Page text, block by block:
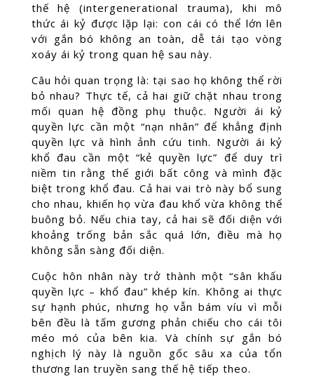
thế hệ (intergenerational trauma), khi mô
thức ái kỷ được lặp lại: con cái có thể lớn lên
với gắn bó không an toàn, dễ tái tạo vòng
xoáy ái kỷ trong quan hệ sau này.
Câu hỏi quan trọng là: tại sao họ không thể rời
bỏ nhau? Thực tế, cả hai giữ chặt nhau trong
mối quan hệ đồng phụ thuộc. Người ái kỷ
quyền lực cần một “nạn nhân” để khẳng định
quyền lực và hình ảnh cứu tinh. Người ái kỷ
khổ đau cần một “kẻ quyền lực” để duy trì
niềm tin rằng thế giới bất công và mình đặc
biệt trong khổ đau. Cả hai vai trò này bổ sung
cho nhau, khiến họ vừa đau khổ vừa không thể
buông bỏ. Nếu chia tay, cả hai sẽ đối diện với
khoảng trống bản sắc quá lớn, điều mà họ
không sẵn sàng đối diện.
Cuộc hôn nhân này trở thành một “sân khấu
quyền lực – khổ đau” khép kín. Không ai thực
sự hạnh phúc, nhưng họ vẫn bám víu vì mỗi
bên đều là tấm gương phản chiếu cho cái tôi
méo mó của bên kia. Và chính sự gắn bó
nghịch lý này là nguồn gốc sâu xa của tổn
thương lan truyền sang thế hệ tiếp theo.